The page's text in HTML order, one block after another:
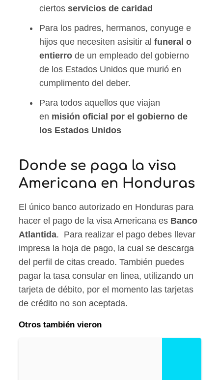
ciertos servicios de caridad
Para los padres, hermanos, conyuge e
hijos que necesiten asisitir al funeral o
entierrode un empleado del gobierno
de los Estados Unidos que murió en
cumplimento del deber.
Para todos aquellos que viajan
en misión oficial por el gobierno de
los Estados Unidos
Donde se paga la visa
Americana en Honduras
El único banco autorizado en Honduras para
hacer el pago de la visa Americana es Banco
Atlantida. Para realizar el pago debes llevar
impresa la hoja de pago, la cual se descarga
del perfil de citas creado. También puedes
pagar la tasa consular en linea, utilizando un
tarjeta de débito, por el momento las tarjetas
de crédito no son aceptada.
Otros también vieron